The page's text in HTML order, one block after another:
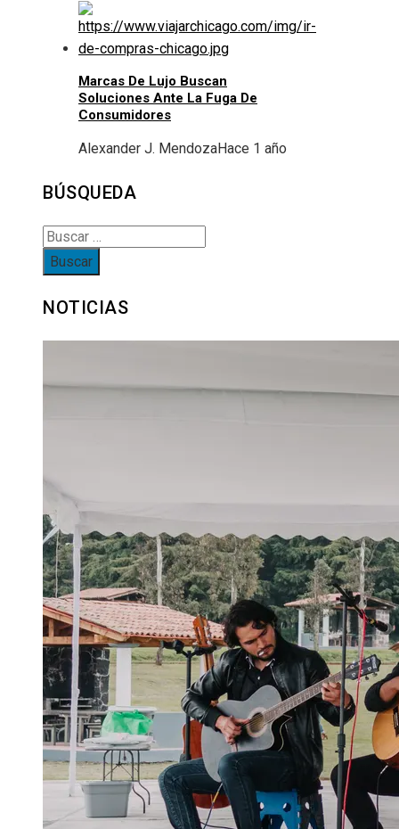
Marcas De Lujo Buscan
Soluciones Ante La Fuga De
Consumidores
Alexander J. MendozaHace 1 año
BÚSQUEDA
Buscar:
NOTICIAS